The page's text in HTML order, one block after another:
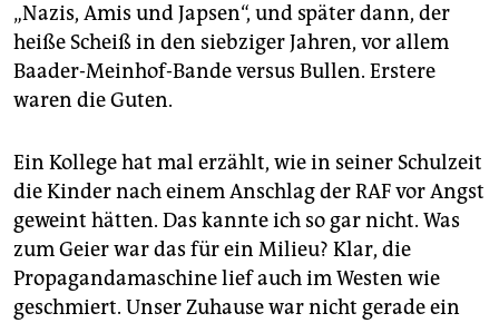
„Nazis, Amis und Japsen“, und später dann, der
heiße Scheiß in den siebziger Jahren, vor allem
Baader-Meinhof-Bande versus Bullen. Erstere
waren die Guten.
Ein Kollege hat mal erzählt, wie in seiner Schulzeit
die Kinder nach einem Anschlag der RAF vor Angst
geweint hätten. Das kannte ich so gar nicht. Was
zum Geier war das für ein Milieu? Klar, die
Propagandamaschine lief auch im Westen wie
geschmiert. Unser Zuhause war nicht gerade ein